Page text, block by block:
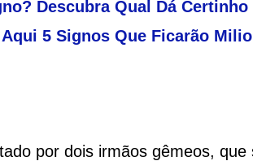
Descubra Qual Dá Certinho
5 Signos Que Ficarão
por dois irmãos gêmeos, que